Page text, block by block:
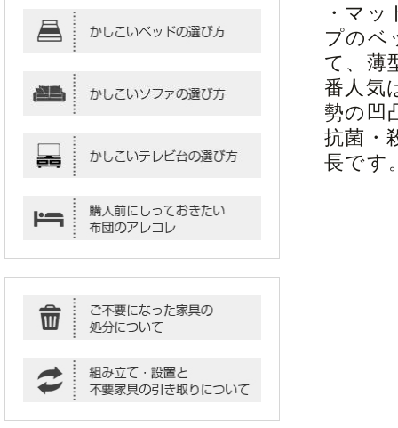
・マ
プのベ
て、薄
番人気
勢の凹
抗菌・
長です